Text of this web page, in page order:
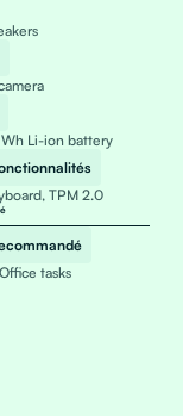
Li-ion battery
TPM 2.0
tasks